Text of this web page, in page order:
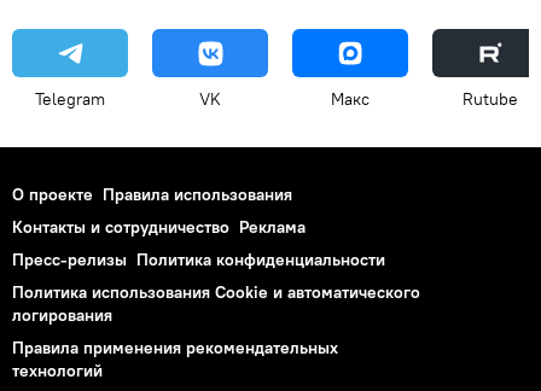
Telegram VK Макс Rutube
О проекте Правила использования
Контакты и сотрудничество Реклама
Пресс-релизы Политика конфиденциальности
Политика использования Cookie и автоматического
логирования
Правила применения рекомендательных
технологий